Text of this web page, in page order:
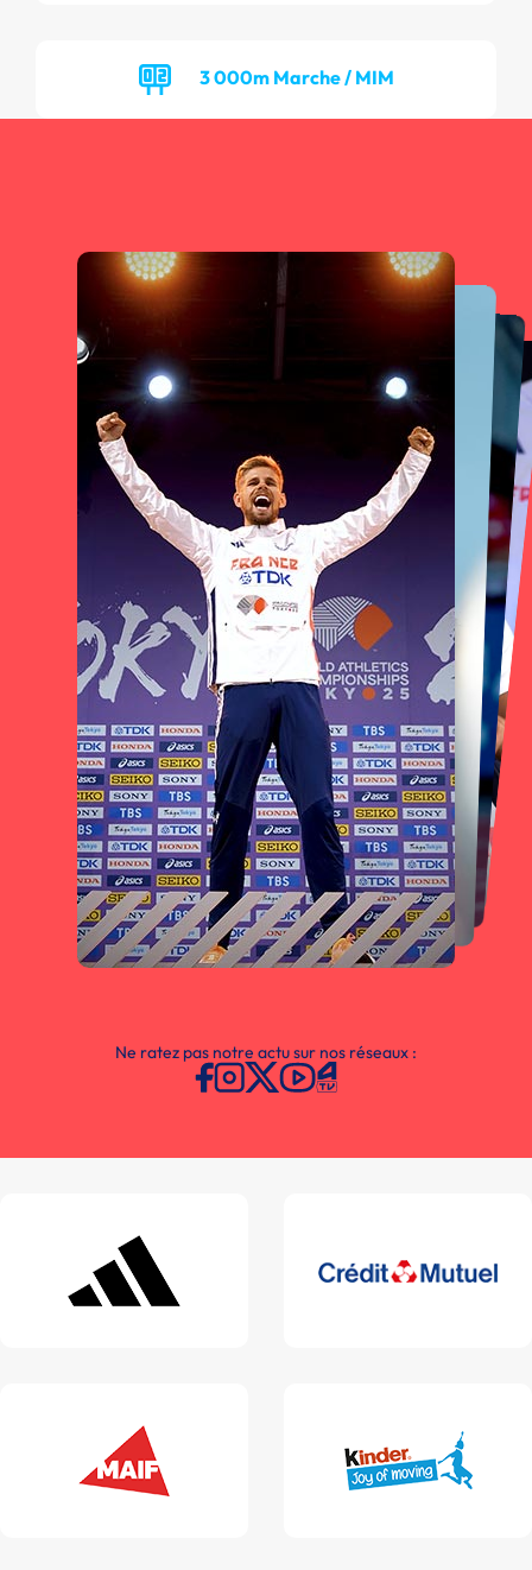
3 000m Marche / MIM
Ne ratez pas notre actu sur nos réseaux :